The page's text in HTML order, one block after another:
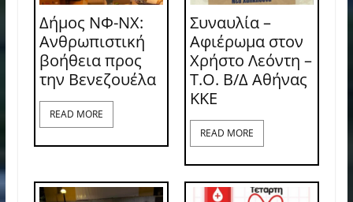
Δήμος ΝΦ-ΝΧ:
Ανθρωπιστική
βοήθεια προς
την Βενεζουέλα
READ MORE
Συναυλία –
Αφιέρωμα στον
Χρήστο Λεόντη –
Τ.Ο. Β/Δ Αθήνας
ΚΚΕ
READ MORE